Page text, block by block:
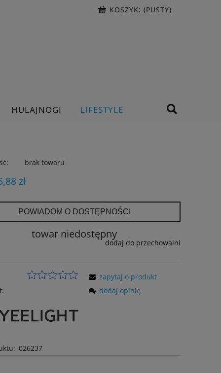
KOSZYK: (PUSTY)
HULAJNOGI
LIFESTYLE
brak towaru
zł
POWIADOM O DOSTĘPNOŚCI
towar niedostępny
dodaj do przechowalni
026237
zapytaj o produkt
dodaj opinię